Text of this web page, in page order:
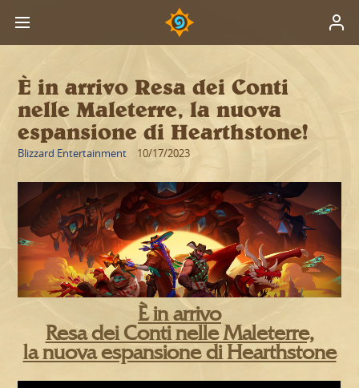
È in arrivo Resa dei Conti
nelle Maleterre, la nuova
espansione di Hearthstone!
Blizzard Entertainment 10/17/2023
È in arrivo
Resa dei Conti nelle Maleterre,
la nuova espansione di Hearthstone